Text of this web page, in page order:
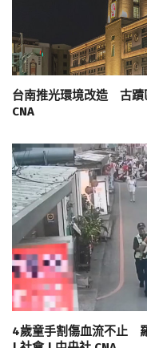
台南推光環境改造 古蹟
CNA
4歲童手割傷血流不止